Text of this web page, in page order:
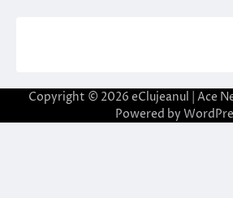
Copyright © 2026 eClujeanul | Ace
Powered by